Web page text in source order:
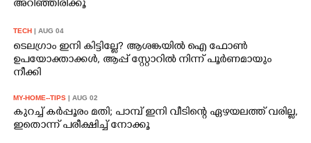
അറിഞ്ഞിരിക്കൂ
TECH | AUG 04
ടെലഗ്രാം ഇനി കിട്ടില്ലേ? ആശങ്കയിൽ ഐ ഫോൺ
ഉപയോക്താക്കൾ, ആപ്പ് സ്റ്റോറിൽ നിന്ന് പൂർണമായും
നീക്കി
MY-HOME--TIPS | AUG 02
കുറച്ച് കർപ്പൂരം മതി; പാമ്പ് ഇനി വീടിന്റെ ഏഴയലത്ത് വരില്ല,
ഇതൊന്ന് പരീക്ഷിച്ച് നോക്കൂ